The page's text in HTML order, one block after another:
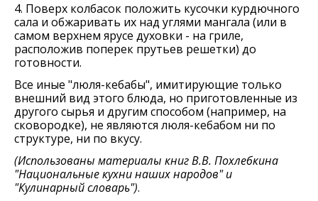
4. Поверх колбасок положить кусочки курдючного
сала и обжаривать их над углями мангала (или в
самом верхнем ярусе духовки - на гриле,
расположив поперек прутьев решетки) до
готовности.
Все иные "люля-кебабы", имитирующие только
внешний вид этого блюда, но приготовленные из
другого сырья и другим способом (например, на
сковородке), не являются люля-кебабом ни по
структуре, ни по вкусу.
(Использованы материалы книгВ.В. Похлебкина
"Национальные кухни наших народов" и
"Кулинарный словарь").